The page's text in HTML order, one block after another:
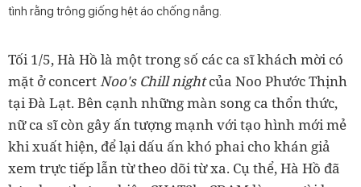
tình rằng trông giống hệt áo chống nắng.
Tối 1/5, Hà Hồ là một trong số các ca sĩ khách mời có
mặt ở concertNoo's Chill nightcủa Noo Phước Thịnh
tại Đà Lạt. Bên cạnh những màn song ca thổn thức,
nữ ca sĩ còn gây ấn tượng mạnh với tạo hình mới mẻ
khi xuất hiện, để lại dấu ấn khó phai cho khán giả
xem trực tiếp lẫn từ theo dõi từ xa. Cụ thể, Hà Hồ đã